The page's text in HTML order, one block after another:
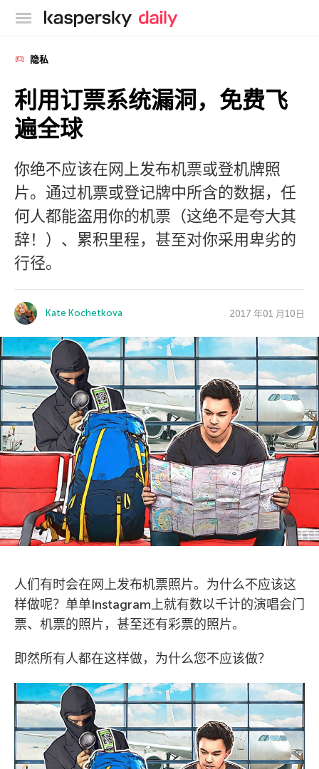
卡巴斯基官方博客
隐私
利用订票系统漏洞，免费飞
遍全球
你绝不应该在网上发布机票或登机牌照
片。通过机票或登记牌中所含的数据，任
何人都能盗用你的机票（这绝不是夸大其
辞！）、累积里程，甚至对你采用卑劣的
行径。
Kate Kochetkova 2017 年01 月10日
人们有时会在网上发布机票照片。为什么不应该这
样做呢？单单Instagram上就有数以千计的演唱会门
票、机票的照片，甚至还有彩票的照片。
即然所有人都在这样做，为什么您不应该做？